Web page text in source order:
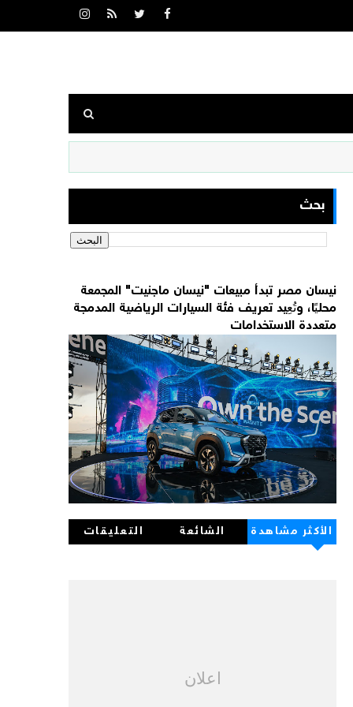
بحث
نيسان مصر تبدأ مبيعات "نيسان ماجنيت" المجمعة
محليًا، وتُعِيد تعريف فئة السيارات الرياضية المدمجة
متعددة الاستخدامات
الأكثر مشاهدة الشائعة التعليقات
اعلان